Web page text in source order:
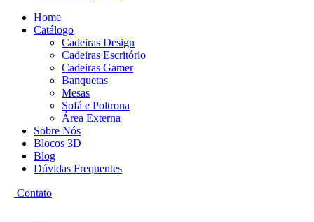
Home
Catálogo
Cadeiras Design
Cadeiras Escritório
Cadeiras Gamer
Banquetas
Mesas
Sofá e Poltrona
Área Externa
Sobre Nós
Blocos 3D
Blog
Dúvidas Frequentes
Contato